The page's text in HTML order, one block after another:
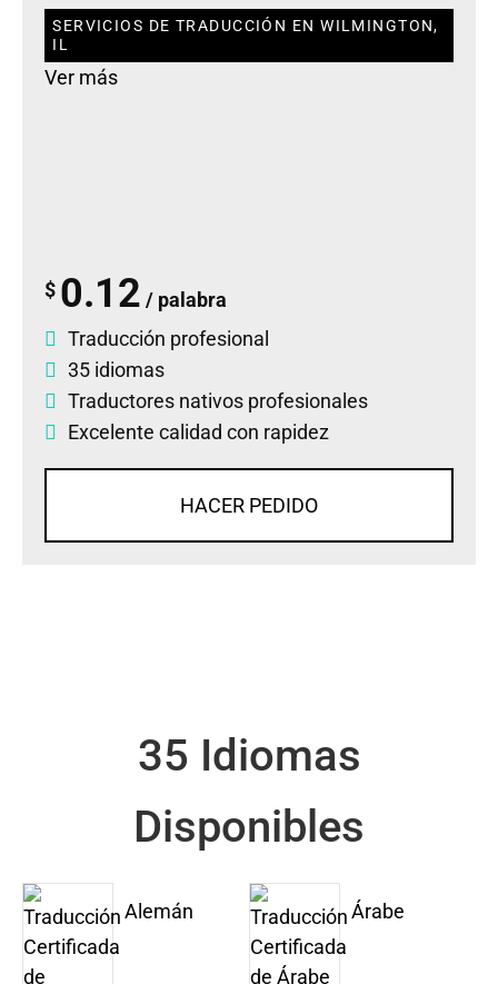
SERVICIOS DE TRADUCCIÓN EN WILMINGTON,
IL
Ver más
$ 0.12 / palabra
Traducción profesional
35 idiomas
Traductores nativos profesionales
Excelente calidad con rapidez
HACER PEDIDO
35 Idiomas
Disponibles
Alemán Árabe